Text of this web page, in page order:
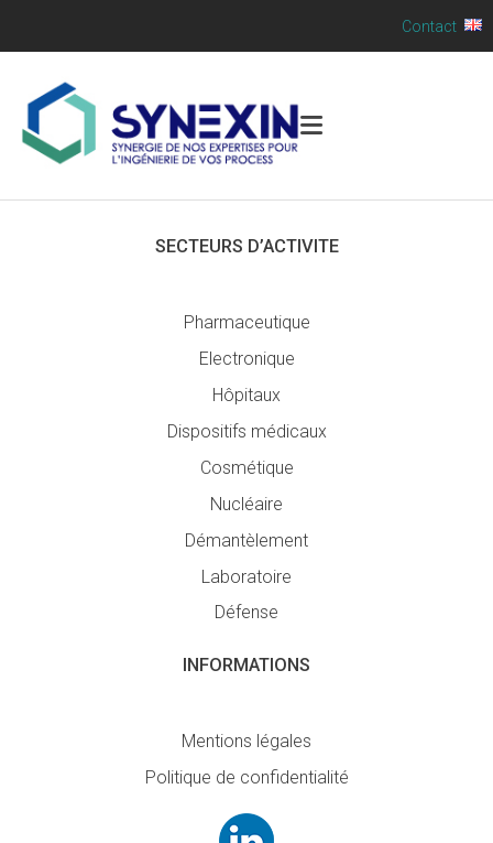
Contact
SECTEURS D’ACTIVITE
Pharmaceutique
Electronique
Hôpitaux
Dispositifs médicaux
Cosmétique
Nucléaire
Démantèlement
Laboratoire
Défense
INFORMATIONS
Mentions légales
Politique de confidentialité